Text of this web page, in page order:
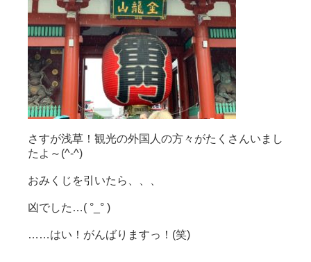
さすが浅草！観光の外国人の方々がたくさんいまし
たよ～(^-^)
おみくじを引いたら、、、
凶でした…( °_° )
……はい！がんばりますっ！(笑)